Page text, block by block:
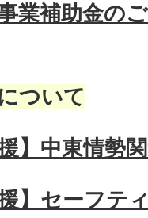
業補助金の
ついて
】中東情勢
】セーフテ